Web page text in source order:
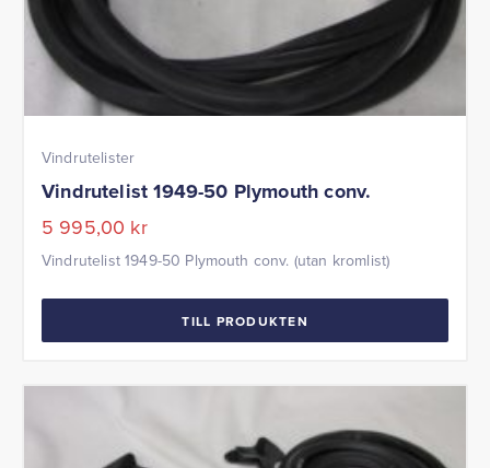
Vindrutelister
Vindrutelist 1949-50 Plymouth conv.
5 995,00 kr
Vindrutelist 1949-50 Plymouth conv. (utan kromlist)
TILL PRODUKTEN